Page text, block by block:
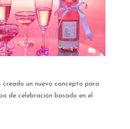
creado un nuevo concepto para
de celebración basado en el